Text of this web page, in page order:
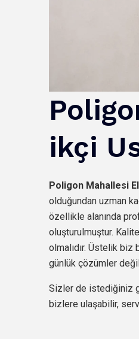
ikçi
Poligon Mahallesi
olduğundan uzman
özellikle alanında
oluşturulmuştur.
olmalıdır. Üstelik biz
günlük çözümler
Sizler de istediğiniz
bizlere ulaşabilir,